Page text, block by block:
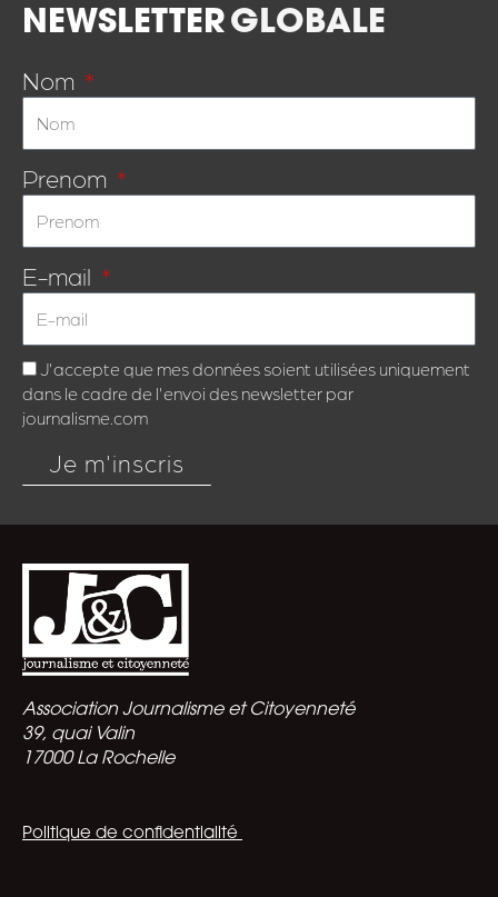
NEWSLETTERGLOBALE
Nom
Prenom
E-mail
J'accepte que mes données soient utilisées uniquement
dans le cadre de l'envoi des newsletter par
journalisme.com
Je m'inscris
Association Journalisme et Citoyenneté
39, quai Valin
17000 La Rochelle
Politique de confidentialité